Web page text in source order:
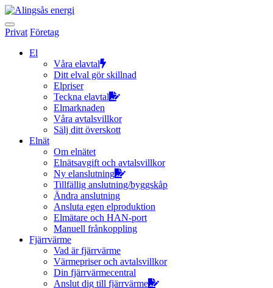
Hoppa
till
innehållet
Privat Företag
El
Våra elavtal
Ditt elval gör skillnad
Elpriser
Teckna elavtal
Elmarknaden
Våra avtalsvillkor
Sälj ditt överskott
Elnät
Om elnätet
Elnätsavgift och avtalsvillkor
Ny elanslutning
Tillfällig anslutning/byggskåp
Ändra anslutning
Ansluta egen elproduktion
Elmätare och HAN-port
Manuell frånkoppling
Fjärrvärme
Vad är fjärrvärme
Värmepriser och avtalsvillkor
Din fjärrvärmecentral
Anslut dig till fjärrvärme